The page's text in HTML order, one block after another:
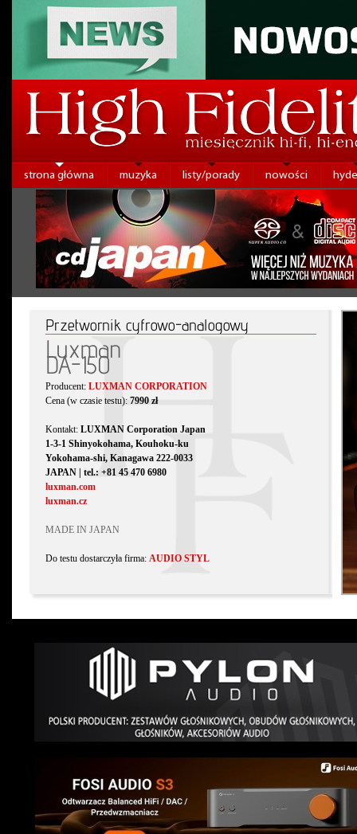
strona główna muzyka listy/porady nowości
Przetwornik cyfrowo-analogowy
Luxman
DA-150
Producent: LUXMAN CORPORATION
Cena (w czasie testu): 7990 zł
Kontakt: LUXMAN Corporation Japan
1-3-1 Shinyokohama, Kouhoku-ku
Yokohama-shi, Kanagawa 222-0033
JAPAN | tel.: +81 45 470 6980
luxman.com
luxman.cz
MADE IN JAPAN
Do testu dostarczyła firma: AUDIO STYL